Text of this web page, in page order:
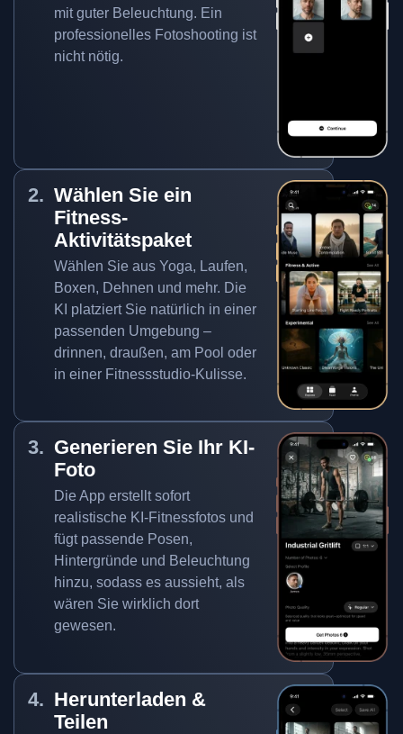
mit guter Beleuchtung. Ein
professionelles Fotoshooting ist
nicht nötig.
Wählen Sie ein
Fitness-
Aktivitätspaket
Wählen Sie aus Yoga, Laufen,
Boxen, Dehnen und mehr. Die
KI platziert Sie natürlich in einer
passenden Umgebung –
drinnen, draußen, am Pool oder
in einer Fitnessstudio-Kulisse.
Generieren Sie Ihr KI-
Foto
Die App erstellt sofort
realistische KI-Fitnessfotos und
fügt passende Posen,
Hintergründe und Beleuchtung
hinzu, sodass es aussieht, als
wären Sie wirklich dort
gewesen.
Herunterladen &
Teilen